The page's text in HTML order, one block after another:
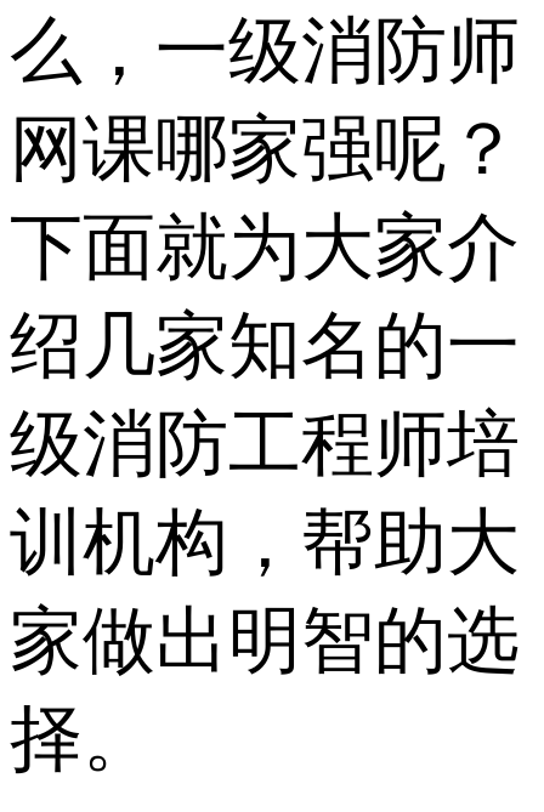
么，一级消防师
网课哪家强呢？
下面就为大家介
绍几家知名的一
级消防工程师培
训机构，帮助大
家做出明智的选
择。